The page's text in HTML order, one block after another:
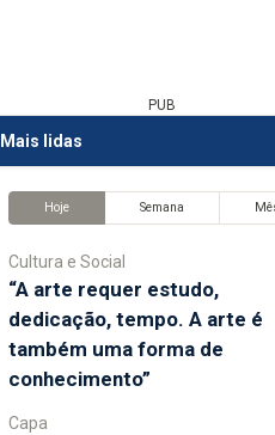
PUB
Mais lidas
Hoje Semana
Cultura e Social
“A arte requer estudo,
dedicação, tempo. A arte é
também uma forma de
conhecimento”
Capa